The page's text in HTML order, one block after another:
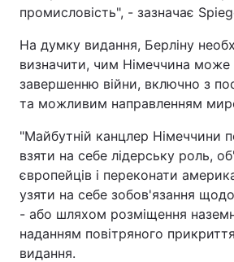
промисловість", - зазначає
На думку видання, Берліну
визначити, чим Німеччина може
завершенню війни, включно з
та можливим направленням
"Майбутній канцлер Німеччини
взяти на себе лідерську роль,
європейців і переконати
узяти на себе зобов'язання
- або шляхом розміщення
наданням повітряного
видання.